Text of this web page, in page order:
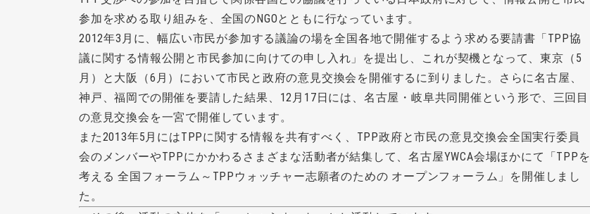
参加を求める取り組みを、全国のNGOとともに行なっています。
2012年3月に、幅広い市民が参加する議論の場を全国各地で開催するよう求める要請書「TPP協
議に関する情報公開と市民参加に向けての申し入れ」を提出し、これが契機となって、東京（5
月）と大阪（6月）において市民と政府の意見交換会を開催するに到りました。さらに名古屋、
神戸、福岡での開催を要請した結果、12月17日には、名古屋・岐阜共同開催という形で、三回目
の意見交換会を一宮で開催しています。
また2013年5月にはTPPに関する情報を共有すべく、TPP政府と市民の意見交換会全国実行委員
会のメンバーやTPPにかかわるさまざまな活動者が結集して、名古屋YWCA会場ほかにて「TPPを
考える 全国フォーラム～TPPウォッチャー志願者のための オープンフォーラム」を開催しまし
た。